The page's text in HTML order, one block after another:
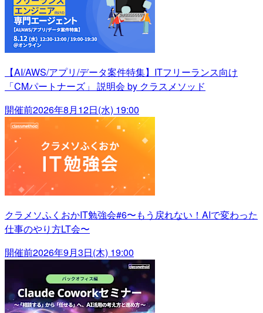
【AI/AWS/アプリ/データ案件特集】ITフリーランス向け
「CMパートナーズ」 説明会 by クラスメソッド
開催前2026年8月12日(水) 19:00
クラメソふくおかIT勉強会#6〜もう戻れない！AIで変わった
仕事のやり方LT会〜
開催前2026年9月3日(木) 19:00